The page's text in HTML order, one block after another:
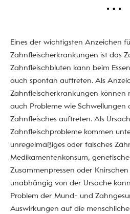
Eines der wichtigsten Anzeichen
Zahnfleischerkrankungen ist das
Zahnfleischbluten kann beim
auch spontan auftreten. Als
Zahnfleischerkrankungen können
auch Probleme wie Schwellungen
Zahnfleisches auftreten. Als
Zahnfleischprobleme kommen
unregelmäßiges oder falsches
Medikamentenkonsum,
Zusammenpressen oder
unabhängig von der Ursache
Problem der Mund- und
Auswirkungen auf die